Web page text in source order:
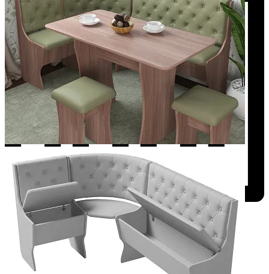
Добавить к сравнению